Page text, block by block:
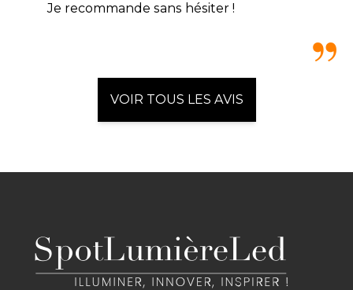
Je recommande sans hésiter !
VOIR TOUS LES AVIS